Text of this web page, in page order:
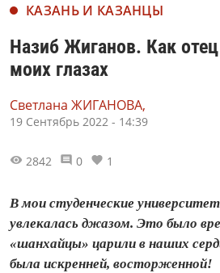
КАЗАНЬ И КАЗАНЦЫ
Назиб Жиганов. Как
моих глазах
Светлана ЖИГАНОВА,
19 Сентябрь 2022 - 14:39
2842 0 1
В мои студенческие
увлекалась джазом. Это было
«шанхайцы» царили в наших
была искренней, восторженной!